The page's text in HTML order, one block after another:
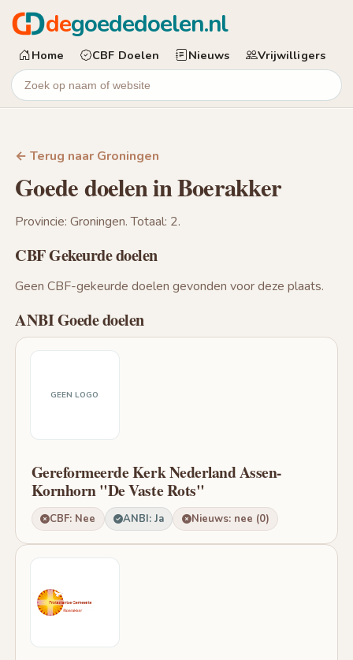
degoededoelen.nl
Home CBF Doelen Nieuws Vrijwilligers
← Terug naar Groningen
Goede doelen in Boerakker
Provincie: Groningen. Totaal: 2.
CBF Gekeurde doelen
Geen CBF-gekeurde doelen gevonden voor deze plaats.
ANBI Goede doelen
GEEN LOGO
Gereformeerde Kerk Nederland Assen-
Kornhorn "De Vaste Rots"
CBF: Nee ANBI: Ja Nieuws: nee (0)